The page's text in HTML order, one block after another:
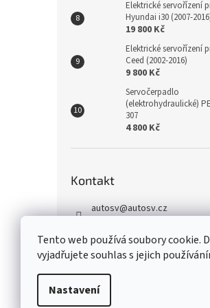
Tento web používá soubory
vyjadřujete souhlas s jejich
Nastavení
Elektrické servořízení
Hyundai i30 (2007-
19 800 Kč
Elektrické servořízení
Ceed (2002-2016)
9 800 Kč
Servočerpadlo
(elektrohydraulické)
307
4 800 Kč
Kontakt
autosv@autosv.cz
+420 739 933 279